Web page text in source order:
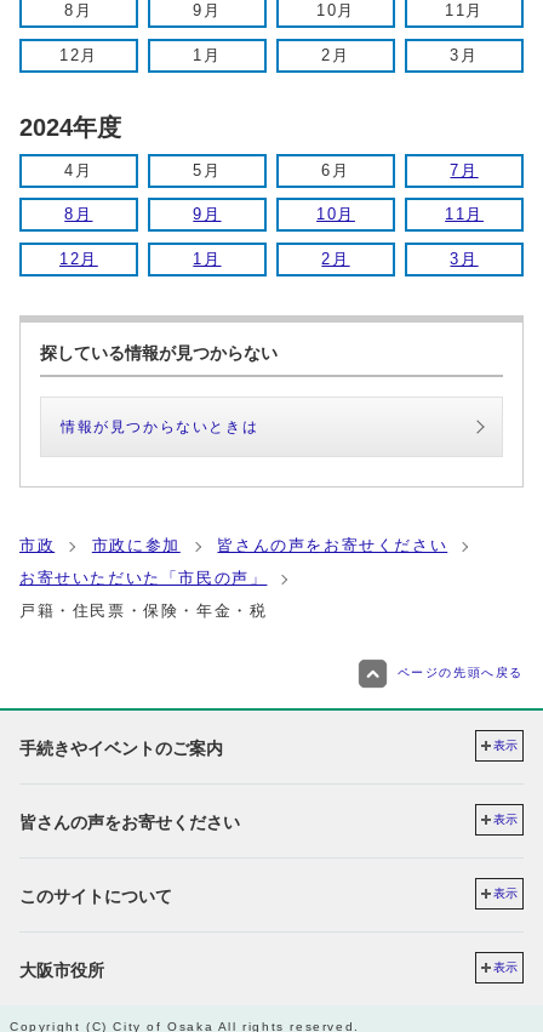
8月 9月 10月 11月
12月 1月 2月 3月
2024年度
4月 5月 6月 7月
8月 9月 10月 11月
12月 1月 2月 3月
探している情報が見つからない
情報が見つからないときは
市政 市政に参加
皆さんの声をお寄せください
お寄せいただいた「市民の声」
戸籍・住民票・保険・年金・税
ページの先頭へ戻る
手続きやイベントのご案内 表示
皆さんの声をお寄せください 表示
このサイトについて 表示
大阪市役所 表示
Copyright (C) City of Osaka All rights reserved.